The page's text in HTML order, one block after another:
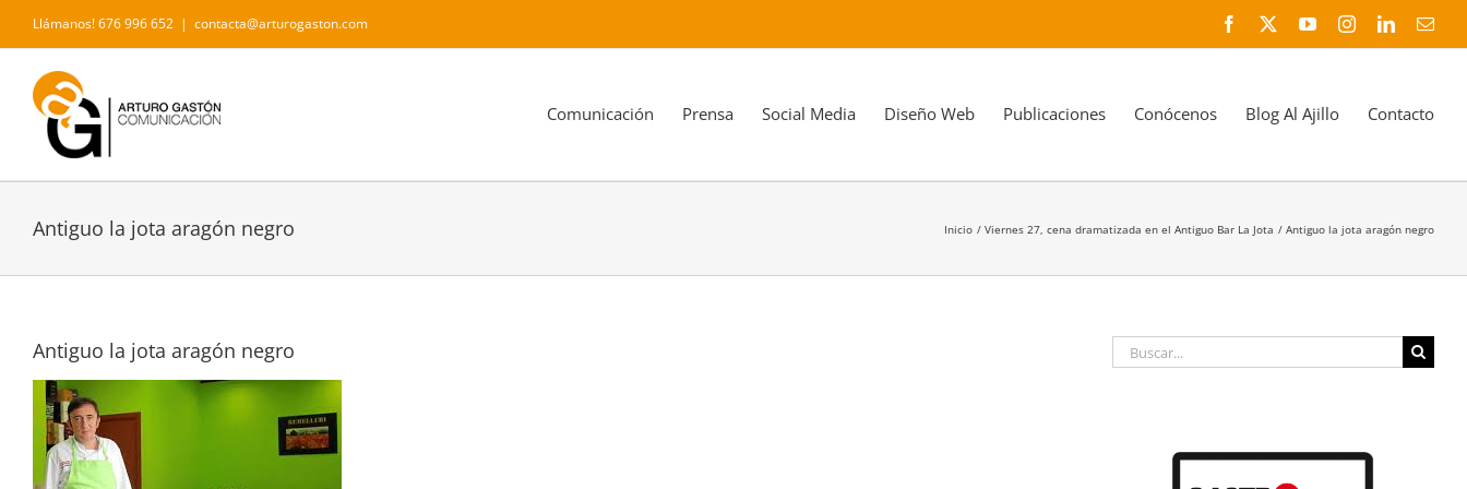
contenido
Llámanos! 676 996 652 | contacta@arturogaston.com Facebook YouTubeInstagramLinkedIn
Comunicación Prensa Social Media Diseño Web Publicaciones Conócenos Blog Al Ajillo Contacto
Antiguo la jota aragón negro Inicio Viernes 27, cena dramatizada en el Antiguo Bar La Jota Antiguo la jota aragón negro
Antiguo la jota aragón negro Buscar: